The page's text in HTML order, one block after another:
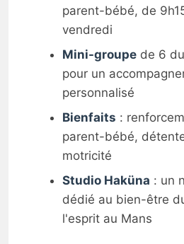
parent-bébé, de
vendredi
Mini-groupe de 6
pour un
personnalisé
Bienfaits :
parent-bébé,
motricité
Studio Haküna : un
dédié au bien-être
l'esprit au Mans